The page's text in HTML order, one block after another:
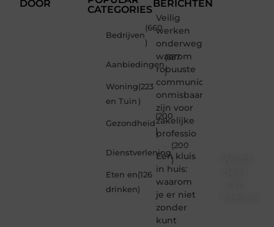
DOOR
CATEGORIES
Bedrijven
(660
)
Aanbiedingen
(357
)
Woning
en Tuin
(223
)
Gezondheid
(200
)
Dienstverlening
(200
)
Eten en
drinken
(126
)
BERICHTEN
Veilig
werken
onderweg:
waarom
robuuste
communicatiemiddelen
onmisbaar
zijn voor
zakelijke
professio
Een kluis
in huis:
waarom
je er niet
zonder
kunt